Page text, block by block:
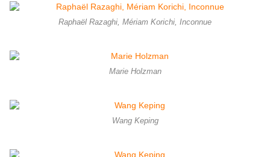
Raphaël Razaghi, Mériam Korichi, Inconnue
Marie Holzman
Wang Keping